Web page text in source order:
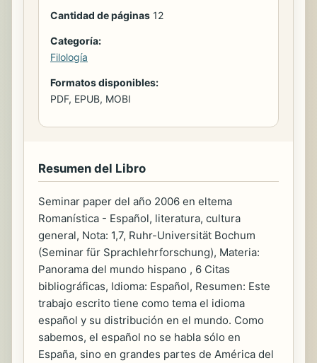
Cantidad de páginas 12
Categoría:
Filología
Formatos disponibles:
PDF, EPUB, MOBI
Resumen del Libro
Seminar paper del año 2006 en eltema
Romanística - Español, literatura, cultura
general, Nota: 1,7, Ruhr-Universität Bochum
(Seminar für Sprachlehrforschung), Materia:
Panorama del mundo hispano , 6 Citas
bibliográficas, Idioma: Español, Resumen: Este
trabajo escrito tiene como tema el idioma
español y su distribución en el mundo. Como
sabemos, el español no se habla sólo en
España, sino en grandes partes de América del